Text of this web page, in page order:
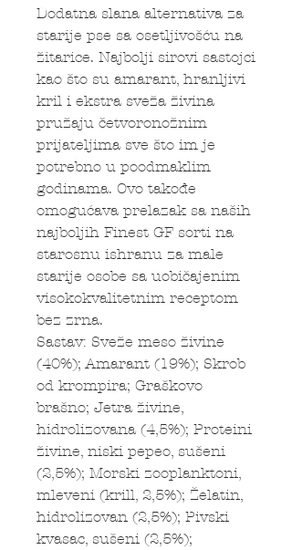
Dodatna slana alternativa za
starije pse sa osetljivošću na
žitarice. Najbolji sirovi sastojci
kao što su amarant, hranljivi
kril i ekstra sveža živina
pružaju četvoronožnim
prijateljima sve što im je
potrebno u poodmaklim
godinama. Ovo takođe
omogućava prelazak sa naših
najboljih Finest GF sorti na
starosnu ishranu za male
starije osobe sa uobičajenim
visokokvalitetnim receptom
bez zrna.
Sastav: Sveže meso živine
(40%); Amarant (19%); Skrob
od krompira; Graškovo
brašno; Jetra živine,
hidrolizovana (4,5%); Proteini
živine, niski pepeo, sušeni
(2,5%); Morski zooplanktoni,
mleveni (krill, 2,5%); Želatin,
hidrolizovan (2,5%); Pivski
kvasac, sušeni (2,5%);